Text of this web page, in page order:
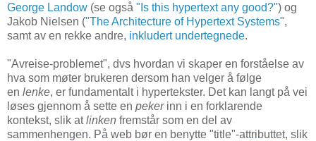
George Landow (se også "Is this hypertext any good?") og
Jakob Nielsen ("The Architecture of Hypertext Systems",
samt av en rekke andre, inkludert undertegnede.
"Avreise-problemet", dvs hvordan vi skaper en forståelse av
hva som møter brukeren dersom han velger å følge
en lenke, er fundamentalt i hypertekster. Det kan langt på vei
løses gjennom å sette en pekerinn i en forklarende
kontekst, slik atlinken fremstår som en del av
sammenhengen. På web bør en benytte "title"-attributtet, slik